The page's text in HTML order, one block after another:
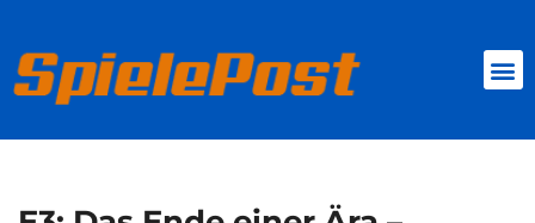
springen